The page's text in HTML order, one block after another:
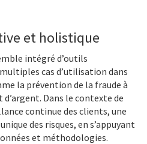
et holistique
intégré d’outils
cas d’utilisation dans
la prévention de la fraude à
Dans le contexte de
continue des clients, une
des risques, en s’appuyant
et méthodologies.